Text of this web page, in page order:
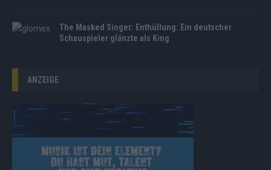
The Masked Singer: Enthüllung: Ein deutscher
Schauspieler glänzte als King
ANZEIGE